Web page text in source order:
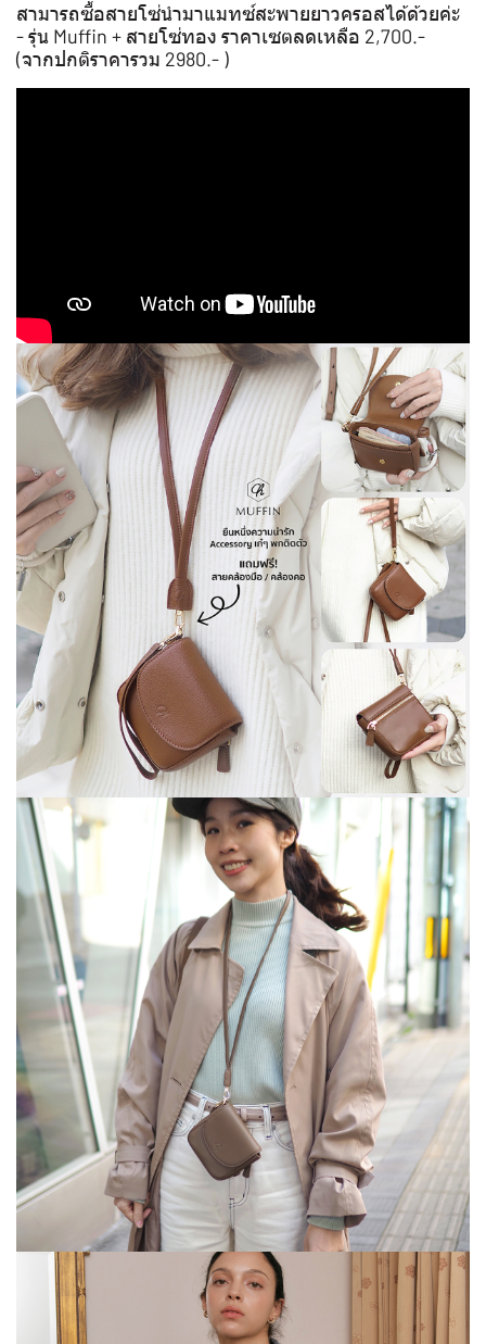
สามารถซื้อสายโซ่นำมาแมทซ์สะพายยาวครอสได้ด้วยค่ะ
- รุ่น Muffin + สายโซ่ทอง ราคาเซตลดเหลือ 2,700.-
(จากปกติราคารวม 2980.- )